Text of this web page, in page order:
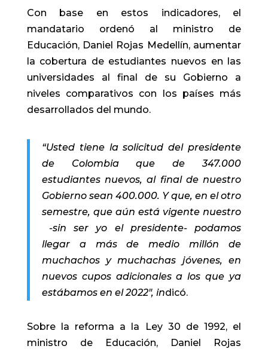
Con base en estos indicadores, el
mandatario ordenó al ministro de
Educación, Daniel Rojas Medellín, aumentar
la cobertura de estudiantes nuevos en las
universidades al final de su Gobierno a
niveles comparativos con los países más
desarrollados del mundo.
“Usted tiene la solicitud del presidente
de Colombia que de 347.000
estudiantes nuevos, al final de nuestro
Gobierno sean 400.000. Y que, en el otro
semestre, que aún está vigente nuestro
-sin ser yo el presidente- podamos
llegar a más de medio millón de
muchachos y muchachas jóvenes, en
nuevos cupos adicionales a los que ya
estábamos en el 2022″, indicó.
Sobre la reforma a la Ley 30 de 1992, el
ministro de Educación, Daniel Rojas